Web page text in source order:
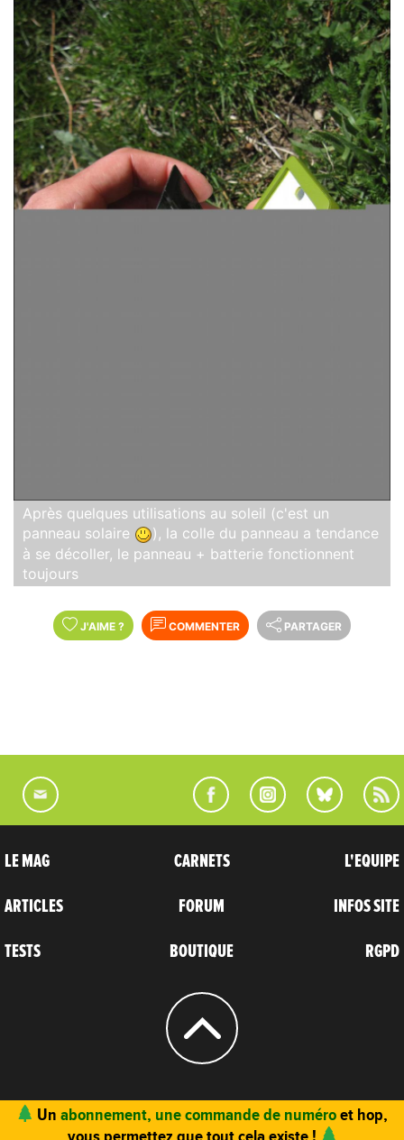
Après quelques utilisations au soleil (c'est un
panneau solaire
), la colle du panneau a tendance
à se décoller, le panneau + batterie fonctionnent
toujours
J'AIME ? COMMENTER PARTAGER
LE MAG
ARTICLES
TESTS
CARNETS
FORUM
BOUTIQUE
L'EQUIPE
INFOS SITE
RGPD
© 2004 - 2026 CARNETS D’AVENTURES
Un abonnement, une commande de numéroet hop,
vous permettez que tout cela existe !